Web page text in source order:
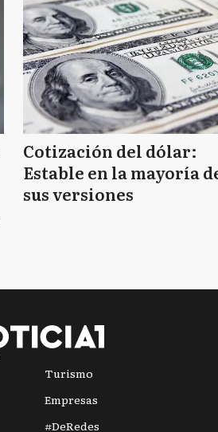
Cotización del dólar:
Estable en la mayoría
sus versiones
Turismo
Empresas
#DeRedes